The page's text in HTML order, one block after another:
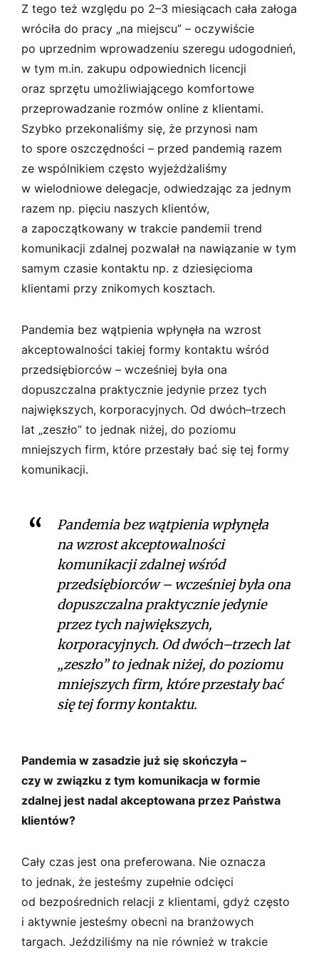
Z tego też względu po 2⁠–⁠3 miesiącach cała załoga
wróciła do pracy „na miejscu” – oczywiście
po uprzednim wprowadzeniu szeregu udogodnień,
w tym m.in. zakupu odpowiednich licencji
oraz sprzętu umożliwiającego komfortowe
przeprowadzanie rozmów online z klientami.
Szybko przekonaliśmy się, że przynosi nam
to spore oszczędności – przed pandemią razem
ze wspólnikiem często wyjeżdżaliśmy
w wielodniowe delegacje, odwiedzając za jednym
razem np. pięciu naszych klientów,
a zapoczątkowany w trakcie pandemii trend
komunikacji zdalnej pozwalał na nawiązanie w tym
samym czasie kontaktu np. z dziesięcioma
klientami przy znikomych kosztach.
Pandemia bez wątpienia wpłynęła na wzrost
akceptowalności takiej formy kontaktu wśród
przedsiębiorców – wcześniej była ona
dopuszczalna praktycznie jedynie przez tych
największych, korporacyjnych. Od dwóch⁠–⁠trzech
lat „zeszło” to jednak niżej, do poziomu
mniejszych firm, które przestały bać się tej formy
komunikacji.
Pandemia bez wątpienia wpłynęła
na wzrost akceptowalności
komunikacji zdalnej wśród
przedsiębiorców – wcześniej była ona
dopuszczalna praktycznie jedynie
przez tych największych,
korporacyjnych. Od dwóch⁠–⁠trzech lat
„zeszło” to jednak niżej, do poziomu
mniejszych firm, które przestały bać
się tej formy kontaktu.
Pandemia w zasadzie już się skończyła –
czy w związku z tym komunikacja w formie
zdalnej jest nadal akceptowana przez Państwa
klientów?
Cały czas jest ona preferowana. Nie oznacza
to jednak, że jesteśmy zupełnie odcięci
od bezpośrednich relacji z klientami, gdyż często
i aktywnie jesteśmy obecni na branżowych
targach. Jeździliśmy na nie również w trakcie